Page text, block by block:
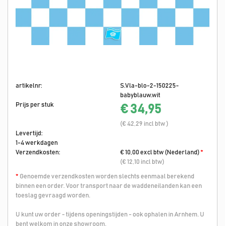
artikelnr:
S.Vla-blo-2-150225-
babyblauw.wit
Prijs per stuk
€ 34,95
(€ 42,29 incl btw )
Levertijd:
1-4 werkdagen
Verzendkosten:
€ 10,00 excl btw (Nederland)*
(€ 12,10 incl btw)
* Genoemde verzendkosten worden slechts eenmaal berekend
binnen een order. Voor transport naar de waddeneilanden kan een
toeslag gevraagd worden.
U kunt uw order - tijdens openingstijden - ook ophalen in Arnhem. U
bent welkom in onze showroom.